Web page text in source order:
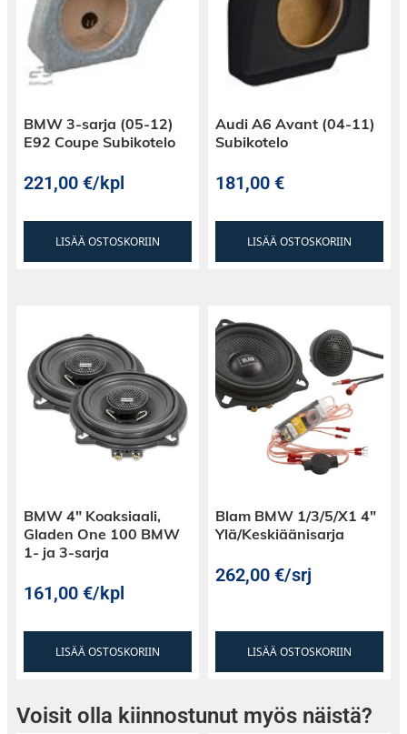
BMW 3-sarja (05-12)
E92 Coupe Subikotelo
221,00€/kpl
LISÄÄ OSTOSKORIIN
Audi A6 Avant (04-11)
Subikotelo
181,00€
LISÄÄ OSTOSKORIIN
BMW 4″ Koaksiaali,
Gladen One 100 BMW
1- ja 3-sarja
161,00€/kpl
LISÄÄ OSTOSKORIIN
Blam BMW 1/3/5/X1 4″
Ylä/Keskiäänisarja
262,00€/srj
LISÄÄ OSTOSKORIIN
Voisit olla kiinnostunut myös näistä?